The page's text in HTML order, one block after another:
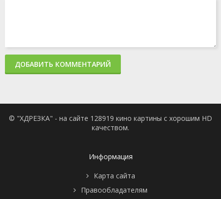
ДОБАВИТЬ КОММЕНТАРИЙ
© "ХДРЕЗКА" - на сайте 128919 кино картины с хорошим HD
качеством.
Информация
Карта сайта
Правообладателям